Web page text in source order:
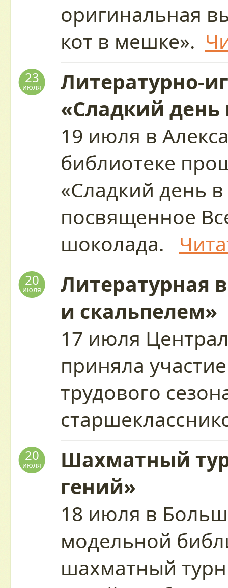
оригинальная
кот в мешке».
23
июля
Литературно-
«Сладкий день
19 июля в
библиотеке
«Сладкий день
посвященное
шоколада.
20
июля
Литературная
и скальпелем»
17 июля
приняла
трудового
20
июля
Шахматный
гений»
18 июля в
модельной
шахматный